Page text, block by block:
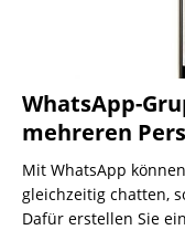
WhatsApp-
mehreren
Mit WhatsApp
gleichzeitig chatten,
Dafür erstellen Sie